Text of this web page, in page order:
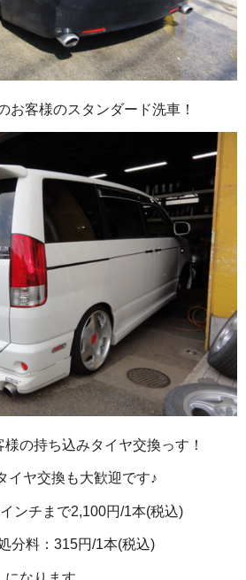
お客様のスタンダード洗車！
の持ち込みタイヤ交換っす！
イヤ交換も大歓迎です♪
ンチまで2,100円/1本(税込)
分料：315円/1本(税込)